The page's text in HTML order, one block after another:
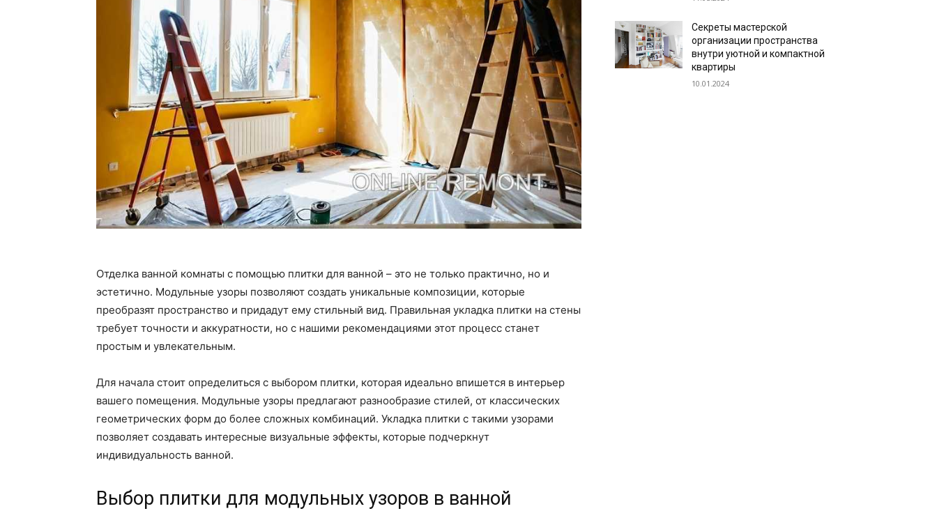
Отделка ванной комнаты с помощью плитки для ванной – это не только практично, но и
эстетично. Модульные узоры позволяют создать уникальные композиции, которые
преобразят пространство и придадут ему стильный вид. Правильная укладка плитки на стены
требует точности и аккуратности, но с нашими рекомендациями этот процесс станет
простым и увлекательным.
Для начала стоит определиться с выбором плитки, которая идеально впишется в интерьер
вашего помещения. Модульные узоры предлагают разнообразие стилей, от классических
геометрических форм до более сложных комбинаций. Укладка плитки с такими узорами
позволяет создавать интересные визуальные эффекты, которые подчеркнут
индивидуальность ванной.
Выбор плитки для модульных узоров в ванной
Секреты мастерской
организации пространства
внутри уютной и компактной
квартиры
10.01.2024